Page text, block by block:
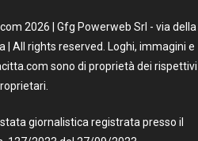
2026 | Gfg Powerweb Srl - via della
| All rights reserved. Loghi, immagini e
sono di proprietà dei rispettivi
giornalistica registrata presso il